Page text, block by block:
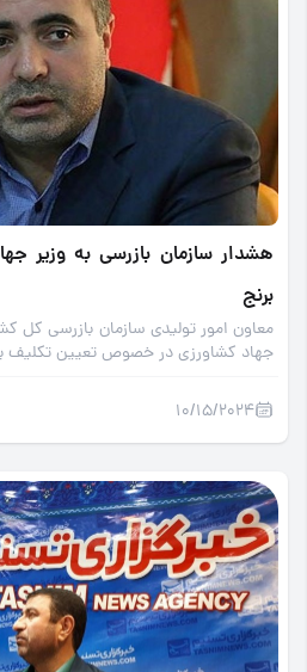
هشدار سازمان بازرسی به وزیر
برنج
معاون امور تولیدی سازمان بازرسی کل
جهاد کشاورزی در خصوص تعیین تکلیف
10/15/2024